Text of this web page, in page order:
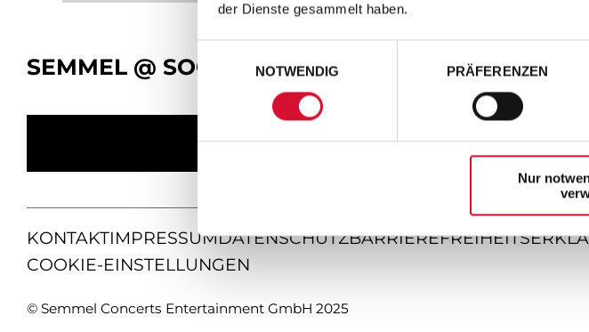
der Dienste gesammelt haben.
NOTWENDIG
PRÄFERENZEN
Nur
SEMMEL @ SOCIAL MEDIA
KONTAKTIMPRESSUMDATENSCHUTZ
COOKIE-EINSTELLUNGEN
© Semmel Concerts Entertainment GmbH 2025